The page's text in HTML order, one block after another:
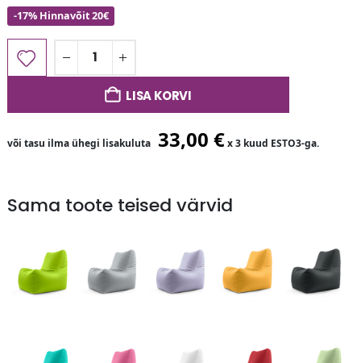
-17% Hinnavõit 20€
LISA KORVI
või tasu ilma ühegi lisakuluta 33,00€x 3 kuud ESTO3-ga.
Sama toote teised värvid